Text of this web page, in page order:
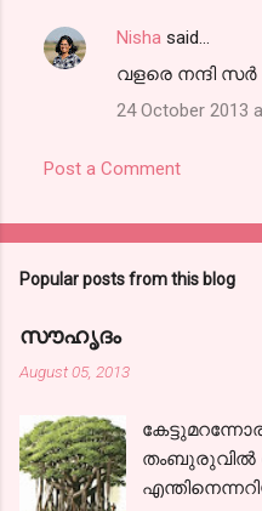
Nisha said…
വളരെ നന്ദി സര്‍
24 October 2013
Post a Comment
Popular posts from this blog
സൗഹൃദം
August 05, 2013
തംബുരുവില്‍